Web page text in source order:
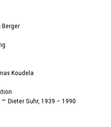
Berger
Koude­la
– Dieter Suhr, 1939 – 1990